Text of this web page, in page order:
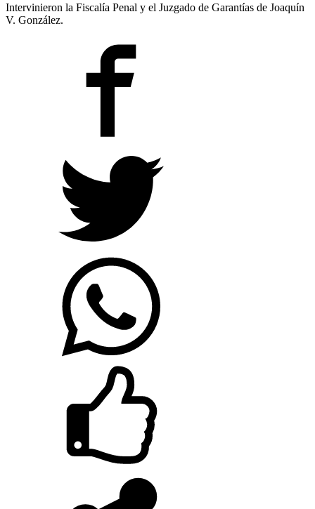
Intervinieron la Fiscalía Penal y el Juzgado de Garantías de Joaquín
V. González.